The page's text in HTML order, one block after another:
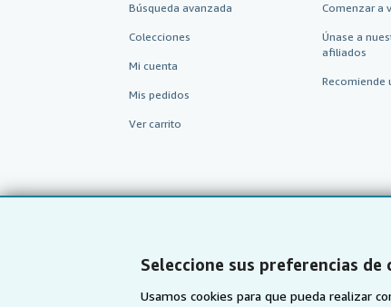
Seleccione sus preferencias de
Usamos cookies para que pueda realizar
Búsqueda avanzada
Colecciones
Mi cuenta
Mis pedidos
Ver carrito
Comenzar a
Únase a
afiliados
Recomiende